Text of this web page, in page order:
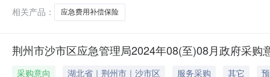
次公开
相关产品：
应急费用补偿保险
荆州市沙市区应急管理局2024年08(至)08月政府采购
采购意向 湖北省｜荆州市｜沙市区 服务采购 其它